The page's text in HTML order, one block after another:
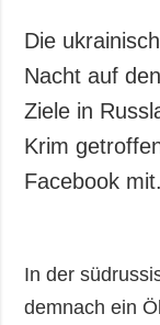
Interview
Fotos
Video
Die
Nacht auf
Ziele in
Krim
Facebook mit.
In der
demnach ein